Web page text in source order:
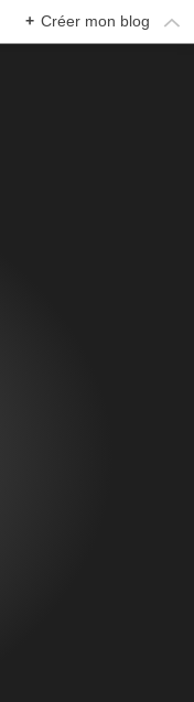
+ Créer mon blog